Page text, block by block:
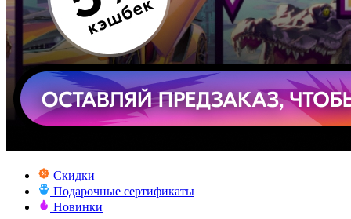
Скидки
Подарочные сертификаты
Новинки